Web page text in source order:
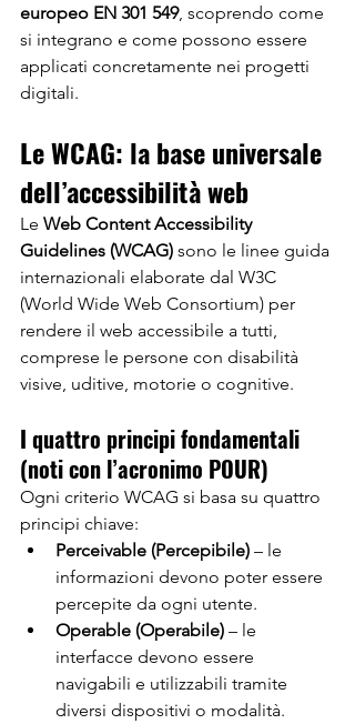
europeo EN 301 549, scoprendo come
si integrano e come possono essere
applicati concretamente nei progetti
digitali.
Le WCAG: la base universale
dell’accessibilità web
Le Web Content Accessibility
Guidelines (WCAG) sono le linee guida
internazionali elaborate dal W3C
(World Wide Web Consortium) per
rendere il web accessibile a tutti,
comprese le persone con disabilità
visive, uditive, motorie o cognitive.
I quattro principi fondamentali
(noti con l’acronimo POUR)
Ogni criterio WCAG si basa su quattro
principi chiave:
Perceivable (Percepibile) – le
informazioni devono poter essere
percepite da ogni utente.
Operable (Operabile) – le
interfacce devono essere
navigabili e utilizzabili tramite
diversi dispositivi o modalità.